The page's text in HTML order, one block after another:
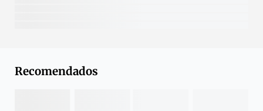
Recomendados